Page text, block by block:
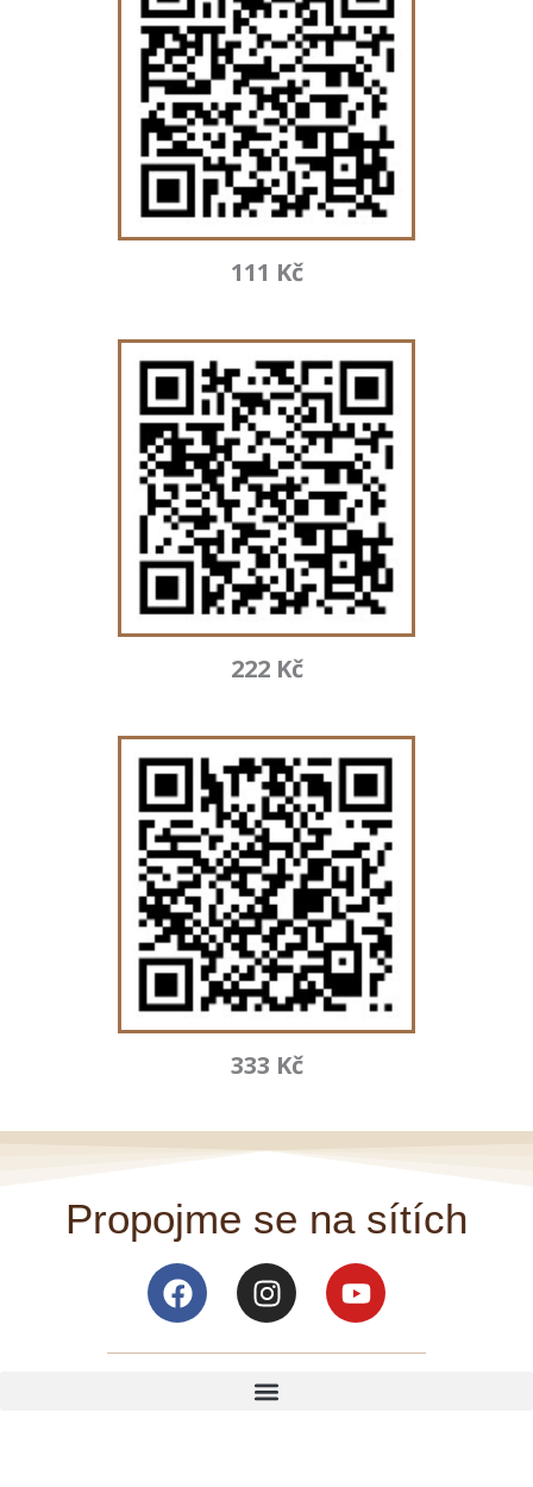
111 Kč
222 Kč
333 Kč
Propojme se na sítích
FacebookInstagramYoutube